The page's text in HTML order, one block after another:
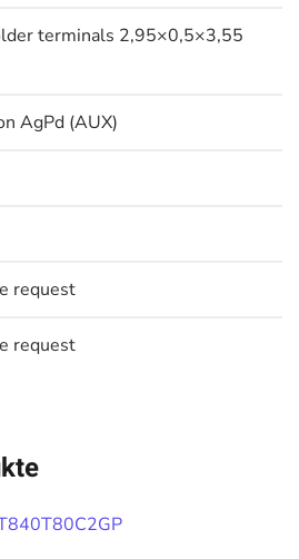
terminals 2,95×0,5×3,55
AgPd (AUX)
request
request